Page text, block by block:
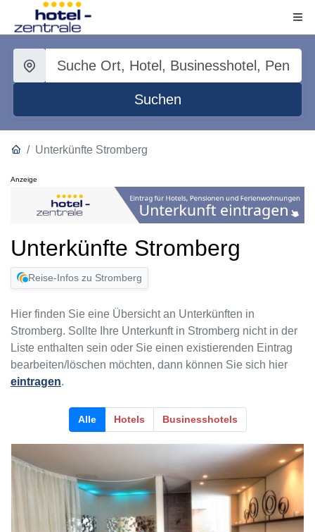
Suchen
Unterkünfte Stromberg
Anzeige
Unterkünfte Stromberg
Reise-Infos zu Stromberg
Hier finden Sie eine Übersicht an Unterkünften in
Stromberg. Sollte Ihre Unterkunft in Stromberg nicht in der
Liste enthalten sein oder Sie einen existierenden Eintrag
bearbeiten/löschen möchten, dann können Sie sich hier
eintragen.
Alle Hotels Businesshotels